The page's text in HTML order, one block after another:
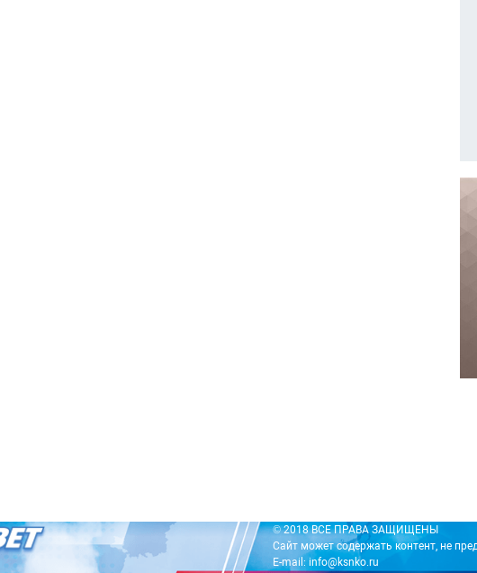
© 2018 ВСЕ ПРАВА ЗАЩИЩЕНЫ
Сайт может содержать контент, не
E-mail: info@ksnko.ru